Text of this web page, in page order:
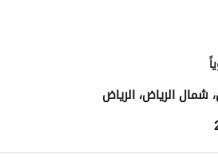
شمال الرياض، الرياض